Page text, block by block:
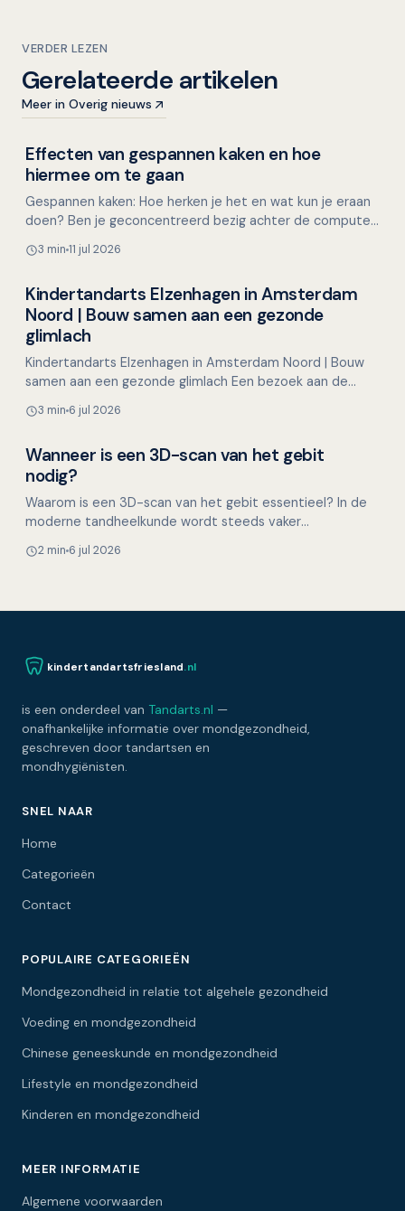
VERDER LEZEN
Gerelateerde artikelen
Meer in Overig nieuws
Mondgezondheid in relatie tot algehele gezondheid
Effecten van gespannen kaken en hoe
hiermee om te gaan
Gespannen kaken: Hoe herken je het en wat kun je eraan
doen? Ben je geconcentreerd bezig achter de computer,
3 min 11 jul 2026
Overig nieuws
Kindertandarts Elzenhagen in Amsterdam
Noord | Bouw samen aan een gezonde
glimlach
Kindertandarts Elzenhagen in Amsterdam Noord | Bouw
samen aan een gezonde glimlach Een bezoek aan de
zijn…
3 min 6 jul 2026
Overig nieuws
Wanneer is een 3D-scan van het gebit
nodig?
Waarom is een 3D-scan van het gebit essentieel? In de
moderne tandheelkunde wordt steeds vaker
om een gedetai…
2 min 6 jul 2026
kindertandartsfriesland.nl
is een onderdeel van Tandarts.nl —
onafhankelijke informatie over mondgezondheid,
geschreven door tandartsen en
mondhygiënisten.
SNEL NAAR
Home
Categorieën
Contact
POPULAIRE CATEGORIEËN
Mondgezondheid in relatie tot algehele gezondheid
Voeding en mondgezondheid
Chinese geneeskunde en mondgezondheid
Lifestyle en mondgezondheid
Kinderen en mondgezondheid
MEER INFORMATIE
Algemene voorwaarden